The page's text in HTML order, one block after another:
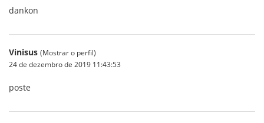
dankon
Vinisus (Mostrar o perfil)
24 de dezembro de 2019 11:43:53
poste